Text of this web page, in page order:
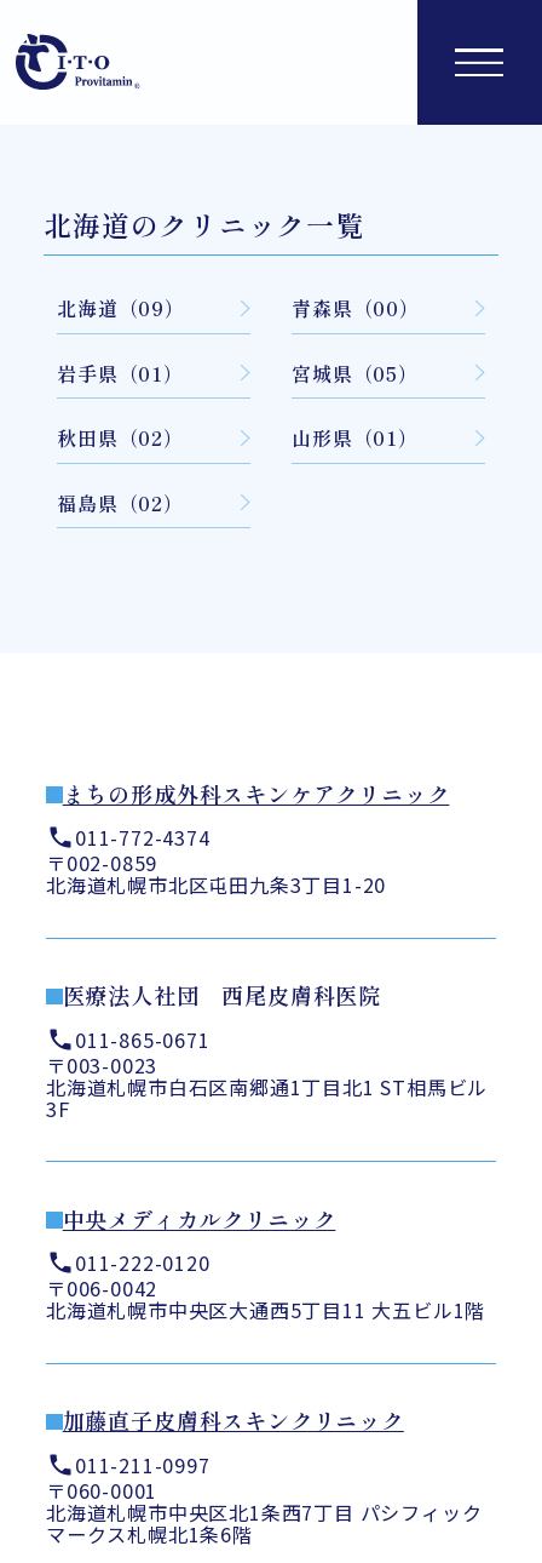
北海道のクリニック一覧
北海道（09） 青森県（00）
岩手県（01） 宮城県（05）
秋田県（02） 山形県（01）
福島県（02）
まちの形成外科スキンケアクリニック
011-772-4374
〒002-0859
北海道札幌市北区屯田九条3丁目1-20
医療法人社団 西尾皮膚科医院
011-865-0671
〒003-0023
北海道札幌市白石区南郷通1丁目北1 ST相馬ビル
3F
中央メディカルクリニック
011-222-0120
〒006-0042
北海道札幌市中央区大通西5丁目11 大五ビル1階
加藤直子皮膚科スキンクリニック
011-211-0997
〒060-0001
北海道札幌市中央区北1条西7丁目 パシフィック
マークス札幌北1条6階